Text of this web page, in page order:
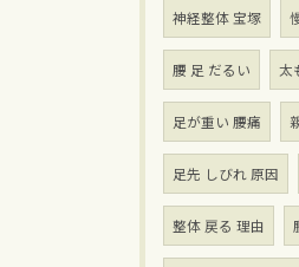
神経整体 宝塚
腰 足 だるい 太
足が重い 腰痛
足先 しびれ 原因
整体 戻る 理由